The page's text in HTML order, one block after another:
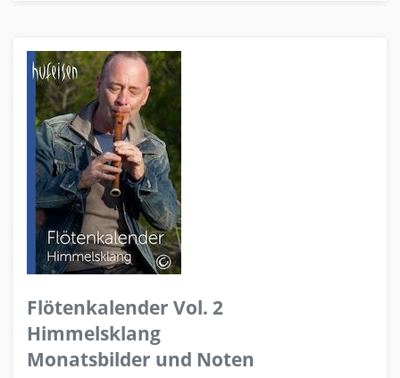
Flötenkalender Vol. 2
Himmelsklang
Monatsbilder und Noten